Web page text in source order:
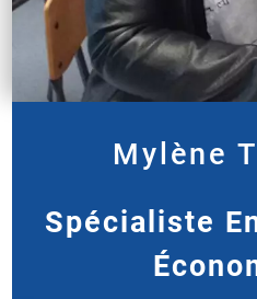
Mylène
Spécialiste